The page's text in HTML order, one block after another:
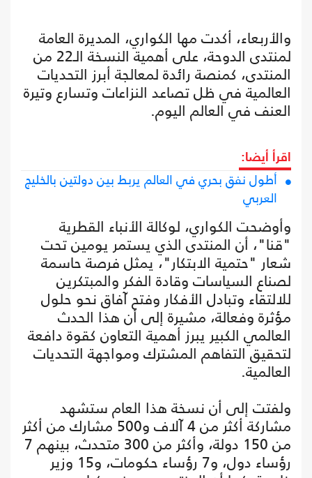
والأربعاء، أكدت مها الكواري، المديرة العامة
لمنتدى الدوحة، على أهمية النسخة الـ22 من
المنتدى، كمنصة رائدة لمعالجة أبرز التحديات
العالمية في ظل تصاعد النزاعات وتسارع وتيرة
العنف في العالم اليوم.
اقرأ أيضا:
أطول نفق بحري في العالم يربط بين دولتين بالخليج
العربي
وأوضحت الكواري، لوكالة الأنباء القطرية
"قنا"، أن المنتدى الذي يستمر يومين تحت
شعار "حتمية الابتكار"، يمثل فرصة حاسمة
لصناع السياسات وقادة الفكر والمبتكرين
للالتقاء وتبادل الأفكار وفتح آفاق نحو حلول
مؤثرة وفعالة، مشيرة إلى أن هذا الحدث
العالمي الكبير يبرز أهمية التعاون كقوة دافعة
لتحقيق التفاهم المشترك ومواجهة التحديات
العالمية.
ولفتت إلى أن نسخة هذا العام ستشهد
مشاركة أكثر من 4 آلاف و500 مشارك من أكثر
من 150 دولة، وأكثر من 300 متحدث، بينهم 7
رؤساء دول، و7 رؤساء حكومات، و15 وزير